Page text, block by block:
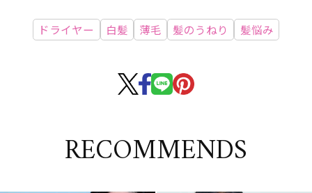
ドライヤー 白髪 薄毛 髪のうねり 髪悩み
RECOMMENDS